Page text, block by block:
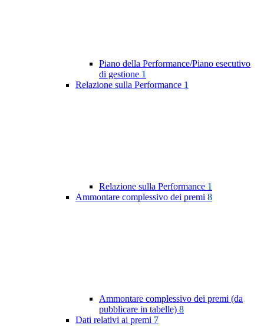
Piano della Performance/Piano esecutivo
di gestione 1
Relazione sulla Performance 1
Relazione sulla Performance 1
Ammontare complessivo dei premi 8
Ammontare complessivo dei premi (da
pubblicare in tabelle) 8
Dati relativi ai premi 7